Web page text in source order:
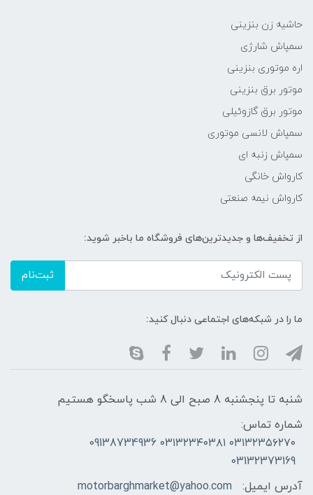
حاشیه زن بنزینی
سمپاش شارژی
اره موتوری بنزینی
موتور برق بنزینی
موتور برق گازوئیلی
سمپاش لانسی موتوری
سمپاش زنبه ای
کارواش خانگی
کارواش نیمه صنعتی
از تخفیف‌ها و جدیدترین‌های فروشگاه ما باخبر شوید:
ثبت‌نام
ما را در شبکه‌های اجتماعی دنبال کنید:
شنبه تا پنجشنبه 8 صبح الی 8 شب پاسخگو هستیم
شماره تماس:
۰۳۱۳۲۳۵۶۲۷۰ ۰۳۱۳۲۳۴۰۳۸۱ 09138734936
03132373169
آدرس ایمیل:
motorbarghmarket@yahoo.com